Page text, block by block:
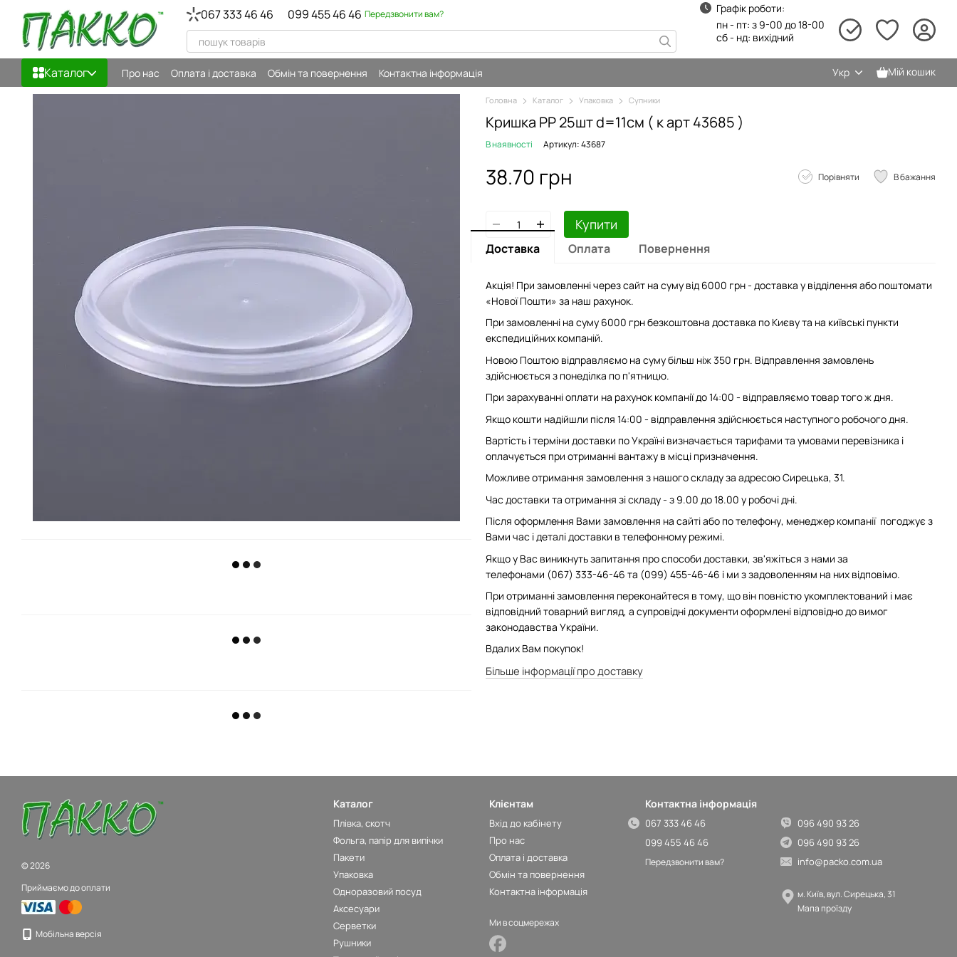
Перейти до основного контенту 067 333 46 46 099 455 46 46 Передзвонити вам?
Графік роботи:
пн - пт: з 9-00 до 18-00
сб - нд: вихідний
Каталог Про нас Оплата і доставка Обмін та повернення Контактна інформація Укр Мій кошик
Головна Каталог Упаковка Супники
Кришка РР 25шт d=11см ( к арт 43685 )
В наявності Артикул: 43687
38.70 грн Порівняти В бажання
Купити
Доставка Оплата Повернення
Акція! При замовленні через сайт на суму від 6000 грн - доставка у відділення або поштомати
«Нової Пошти» за наш рахунок.
При замовленні на суму 6000 грн безкоштовна доставка по Києву та на київські пункти
експедиційних компаній.
Новою Поштою відправляємо на суму більш ніж 350 грн. Відправлення замовлень
здійснюється з понеділка по п'ятницю.
При зарахуванні оплати на рахунок компанії до 14:00 - відправляємо товар того ж дня.
Якщо кошти надійшли після 14:00 - відправлення здійснюється наступного робочого дня.
Вартість і терміни доставки по Україні визначається тарифами та умовами перевізника і
оплачується при отриманні вантажу в місці призначення.
Можливе отримання замовлення з нашого складу за адресою Сирецька, 31.
Час доставки та отримання зі складу - з 9.00 до 18.00 у робочі дні.
Після оформлення Вами замовлення на сайті або по телефону, менеджер компанії погоджує з
Вами час і деталі доставки в телефонному режимі.
Якщо у Вас виникнуть запитання про способи доставки, зв'яжіться з нами за
телефонами (067) 333-46-46 та (099) 455-46-46 і ми з задоволенням на них відповімо.
При отриманні замовлення переконайтеся в тому, що він повністю укомплектований і має
відповідний товарний вигляд, а супровідні документи оформлені відповідно до вимог
законодавства України.
Вдалих Вам покупок!
Більше інформації про доставку
© 2026
Приймаємо до оплати
Мобільна версія
Каталог
Плівка, скотч
Фольга, папір для випічки
Пакети
Упаковка
Одноразовий посуд
Аксесуари
Серветки
Рушники
Клієнтам
Вхід до кабінету
Про нас
Оплата і доставка
Обмін та повернення
Контактна інформація
Ми в соцмережах
Контактна інформація
067 333 46 46
099 455 46 46
Передзвонити вам?
096 490 93 26
096 490 93 26
info@packo.com.ua
м. Київ, вул. Сирецька, 31
Мапа проїзду